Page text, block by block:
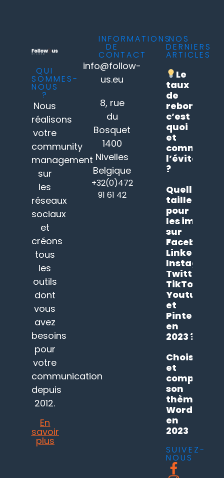
QUI
SOMMES-
NOUS
?
Nous
réalisons
votre
community
management
sur
les
réseaux
sociaux
et
créons
tous
les
outils
dont
vous
avez
besoins
pour
votre
communication
depuis
2012.
En
savoir
plus
INFORMATIONS
DE
CONTACT
info@follow-
us.eu
8, rue
du
Bosquet
1400
Nivelles
Belgique
+32(0)472
91 61 42
NOS
DERNIERS
ARTICLES
Le
taux
de
rebond
c’est
quoi
et
comment
l’éviter
?
Quelle
taille
pour
les images
sur
Facebook,
LinkedIn,
Instagram,
Twitter,
TikTok,
Youtube
et
Pinterest
en
2023 ?
Choisir
et
son
thème
WordPress
en
2023
SUIVEZ-
NOUS